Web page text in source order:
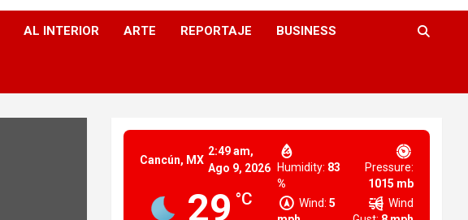
AL INTERIOR ARTE REPORTAJE BUSINESS
Cancún, MX
2:49 am,
Ago 9, 2026
29 °C
Humidity: 83
%
Pressure:
1015 mb
Wind: 5
Wind